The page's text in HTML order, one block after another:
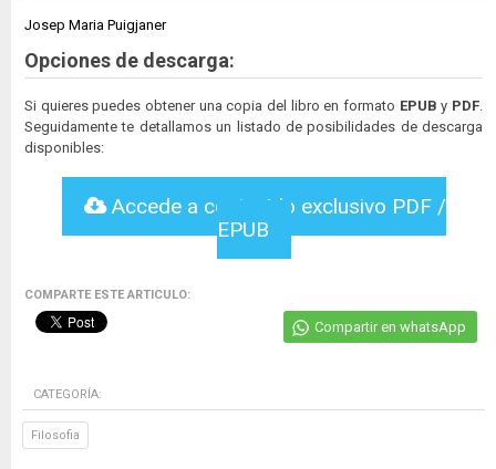
Josep Maria Puigjaner
Opciones de descarga:
Si quieres puedes obtener una copia del libro en formato EPUB y PDF
Seguidamente te detallamos un listado de posibilidades de descarga
disponibles:
Accede a contenido exclusivo PDF /
EPUB
COMPARTE ESTE ARTICULO:
Compartir en whatsApp
CATEGORÍA:
Filosofia